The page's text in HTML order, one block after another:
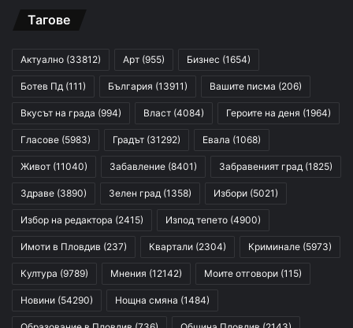
Тагове
Актуално (33812) Арт (955) Бизнес (1654)
Ботев Пд (111) България (13911) Вашите писма (206)
Вкусът на града (994) Власт (4084) Героите на деня (1964)
Гласове (5983) Градът (31292) Евала (1068)
Живот (11040) Забавление (8401) Забравеният град (1825)
Здраве (3890) Зелен град (1358) Избори (5021)
Избор на редактора (2415) Изпод тепето (4900)
Имоти в Пловдив (237) Квартали (2304) Криминале (5973)
Култура (9789) Мнения (12142) Моите отговори (115)
Новини (54290) Нощна смяна (1484)